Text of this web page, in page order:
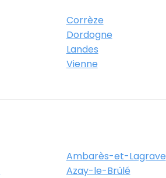
Corrèze
Dordogne
Landes
Vienne
Ambarès-et-Lagrave
Azay-le-Brûlé